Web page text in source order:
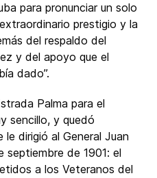
para pronunciar un solo
prestigio y la
del respaldo del
y del apoyo que el
dado”.
Palma para el
sencillo, y quedó
dirigió al General Juan
septiembre de 1901: el
a los Veteranos del